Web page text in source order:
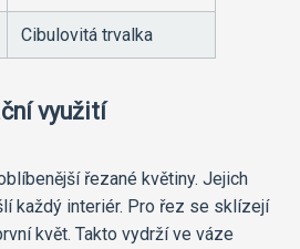
Cibulovitá trvalka
využití
řezané květiny. Jejich
každý interiér. Pro řez se sklízejí
květ. Takto vydrží ve váze